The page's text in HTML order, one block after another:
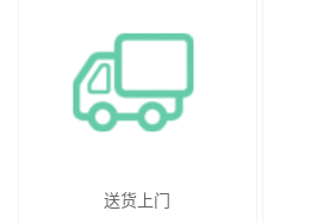
送货上门